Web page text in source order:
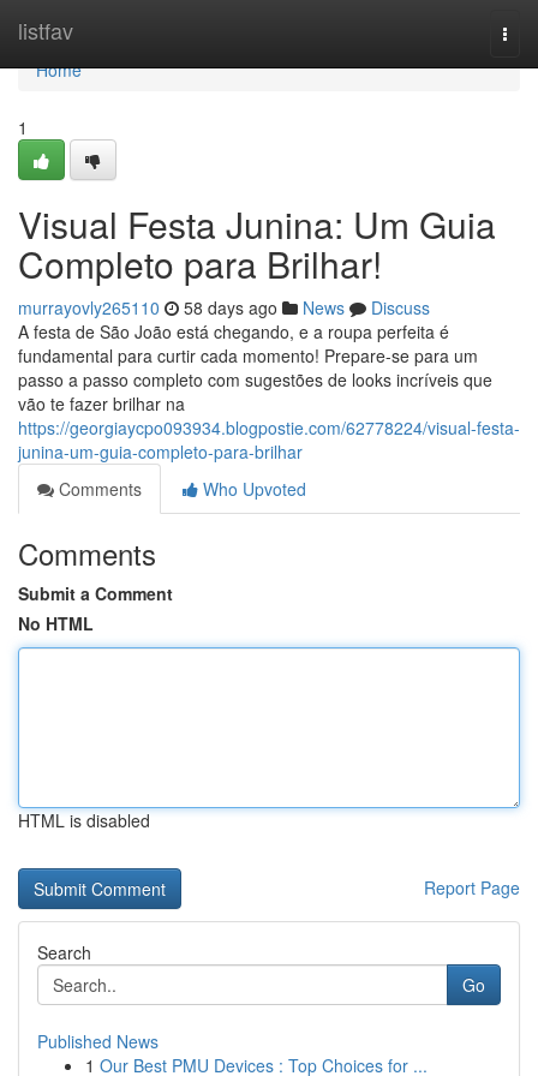
listfav
Home
Home
1
Visual Festa Junina: Um Guia
Completo para Brilhar!
murrayovly265110 58 days ago News
Discuss
A festa de São João está chegando, e a roupa perfeita é
fundamental para curtir cada momento! Prepare-se para um
passo a passo completo com sugestões de looks incríveis que
vão te fazer brilhar na
https://georgiaycpo093934.blogpostie.com/62778224/visual-festa-
junina-um-guia-completo-para-brilhar
Comments
Who Upvoted
Comments
Submit a Comment
No HTML
HTML is disabled
Report Page
Search
Go
Published News
1 Our Best PMU Devices : Top Choices for ...